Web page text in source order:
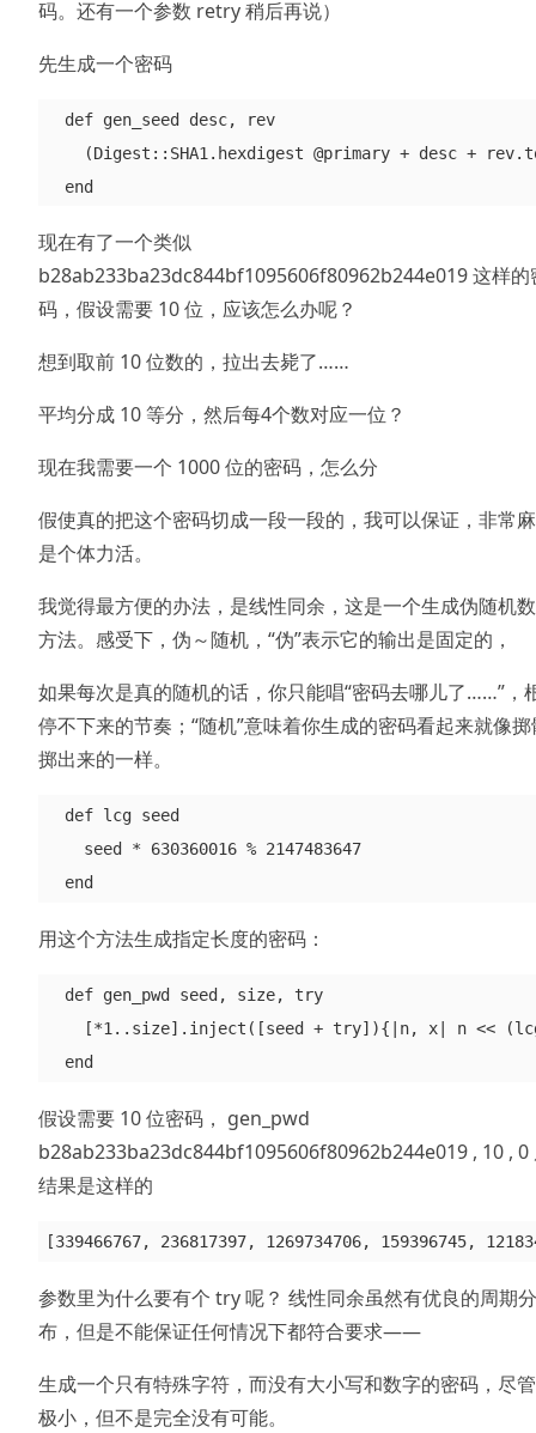
码。还有一个参数 retry 稍后再说）
先生成一个密码
  def gen_seed desc, rev
(Digest::SHA1.hexdigest @primary + desc +
  end
现在有了一个类似
b28ab233ba23dc844bf1095606f80962b244e019 这样的
码，假设需要 10 位，应该怎么办呢？
想到取前 10 位数的，拉出去毙了……
平均分成 10 等分，然后每4个数对应一位？
现在我需要一个 1000 位的密码，怎么分
假使真的把这个密码切成一段一段的，我可以保证，非常
是个体力活。
我觉得最方便的办法，是线性同余，这是一个生成伪随机
方法。感受下，伪～随机，“伪”表示它的输出是固定的，
如果每次是真的随机的话，你只能唱“密码去哪儿了……”，
停不下来的节奏；“随机”意味着你生成的密码看起来就像
掷出来的一样。
  def lcg seed
    seed * 630360016 % 2147483647
用这个方法生成指定长度的密码：
  def gen_pwd seed, size, try
[*1..size].inject([seed + try]){|n, x| n <<
假设需要 10 位密码， gen_pwd
b28ab233ba23dc844bf1095606f80962b244e019 , 10 , 0
结果是这样的
参数里为什么要有个 try 呢？ 线性同余虽然有优良的周期分
布，但是不能保证任何情况下都符合要求——
生成一个只有特殊字符，而没有大小写和数字的密码，尽
极小，但不是完全没有可能。